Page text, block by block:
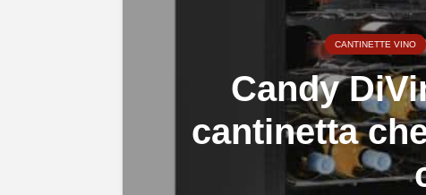
CANTINETTE VINO
Candy
cantinetta